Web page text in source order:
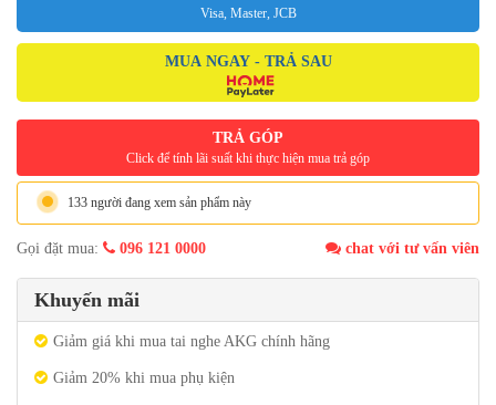
Visa, Master, JCB
MUA NGAY - TRẢ SAU
TRẢ GÓP
Click để tính lãi suất khi thực hiện mua trả góp
133 người đang xem sản phẩm này
Gọi đặt mua: 096 121 0000 chat với tư vấn viên
Khuyến mãi
Giảm giá khi mua tai nghe AKG chính hãng
Giảm 20% khi mua phụ kiện